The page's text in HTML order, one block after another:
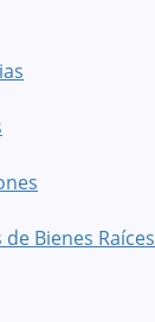
Bienes Raíces